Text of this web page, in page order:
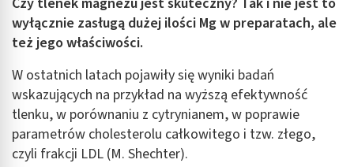
wyłącznie zasługą dużej ilości Mg w preparatach, ale
też jego właściwości.
W ostatnich latach pojawiły się wyniki badań
wskazujących na przykład na wyższą efektywność
tlenku, w porównaniu z cytrynianem, w poprawie
parametrów cholesterolu całkowitego i tzw. złego,
czyli frakcji LDL (M. Shechter).